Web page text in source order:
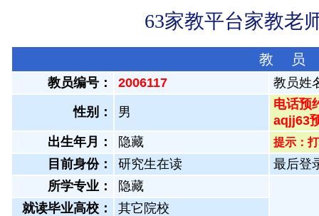
63家教平台家教老
教 员
教员编号： 2006117 教员姓
性别： 男
电话预
aqjj63
出生年月：
隐藏 提示：
目前身份： 研究生在读
最后登
所学专业：
隐藏
就读毕业高校：
其它院校